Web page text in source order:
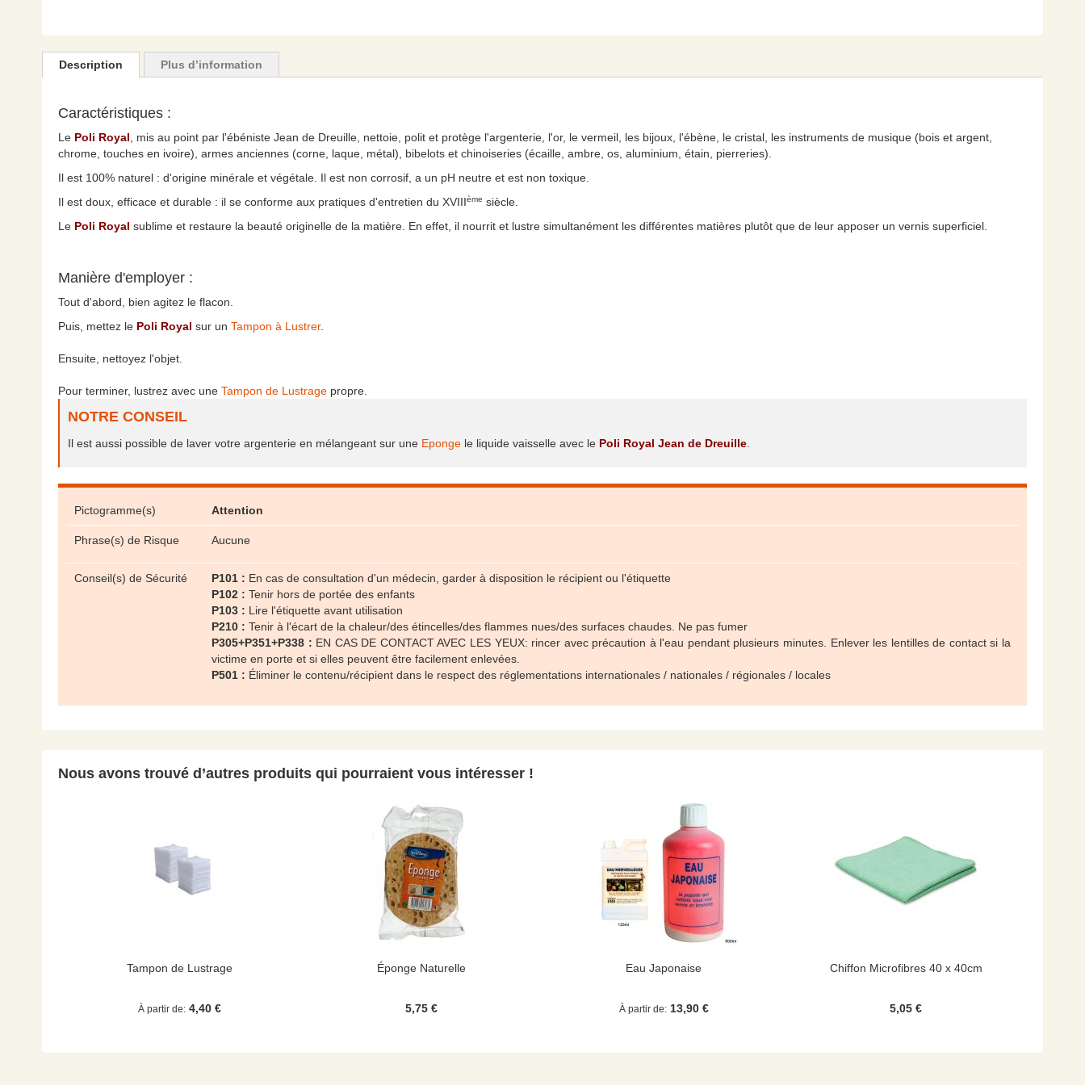
the
beginning
the
gallery
Description
Caractéristiques :
Le Poli Royal , mis au point par l'ébéniste Jean de Dreuille, nettoie, polit et protège l'argenterie, l'or, le vermeil, les bijoux, l'ébène, le cristal, les instruments de musique (bois et argent,
chrome, touches en ivoire), armes anciennes (corne, laque, métal), bibelots et chinoiseries (écaille, ambre, os, aluminium, étain, pierreries).
Il est 100% naturel : d'origine minérale et végétale. Il est non corrosif, a un pH neutre et est non toxique.
Il est doux, efficace et durable : il se conforme aux pratiques d'entretien du XVIIIème siècle.
Le Poli Royal sublime et restaure la beauté originelle de la matière. En effet, il nourrit et lustre simultanément les différentes matières plutôt que de leur apposer un vernis superficiel.
Manière d'employer :
Tout d'abord, bien agitez le flacon.
Puis, mettez le Poli Royal sur un Tampon à Lustrer.
Ensuite, nettoyez l'objet.
Pour terminer, lustrez avec une Tampon de Lustrage propre.
NOTRE CONSEIL
Il est aussi possible de laver votre argenterie en mélangeant sur une Eponge le liquide vaisselle avec le Poli Royal Jean de Dreuille
Pictogramme(s) Attention
Phrase(s) de Risque Aucune
Conseil(s) de Sécurité P101 : En cas de consultation d'un médecin, garder à disposition le récipient ou l'étiquette
P102 : Tenir hors de portée des enfants
P103 : Lire l'étiquette avant utilisation
P210 : Tenir à l'écart de la chaleur/des étincelles/des flammes nues/des surfaces chaudes. Ne pas fumer
P305+P351+P338 : EN CAS DE CONTACT AVEC LES YEUX: rincer avec précaution à l'eau pendant plusieurs minutes. Enlever les lentilles de contact si la
victime en porte et si elles peuvent être facilement enlevées.
P501 : Éliminer le contenu/récipient dans le respect des réglementations internationales / nationales / régionales / locales
Plus d’information
Nous avons trouvé d’autres produits qui pourraient vous intéresser !
Tampon de Lustrage
À partir de 4,40 €
Éponge Naturelle
5,75 €
Eau Japonaise
À partir de 13,90 €
Chiffon Microfibres 40 x 40cm
5,05 €